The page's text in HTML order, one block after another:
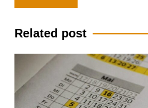
de
Post
Related post